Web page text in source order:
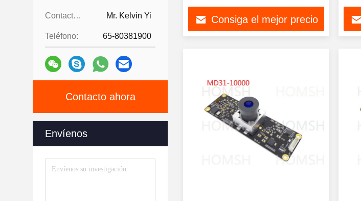
Contactos: Mr. Kelvin Yi
Teléfono: 65-80381900
Contacto ahora
Envíenos
Consiga el mejor precio